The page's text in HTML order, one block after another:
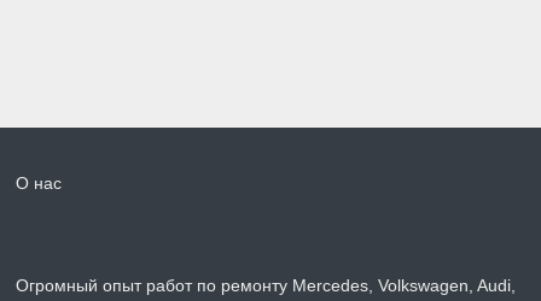
О нас
Огромный опыт работ по ремонту Mercedes, Volkswagen, Audi,